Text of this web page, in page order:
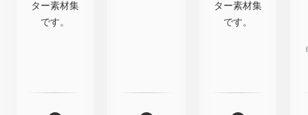
ター素材集
です。
ター素材集
です。